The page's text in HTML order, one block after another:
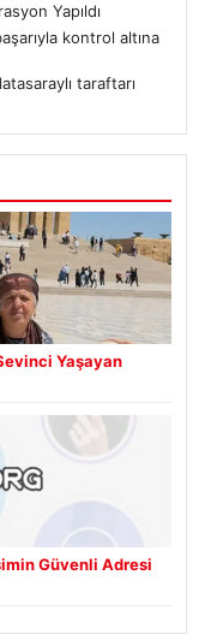
Yapıldı
kontrol altına
taraftarı
Yaşayan
Güvenli Adresi